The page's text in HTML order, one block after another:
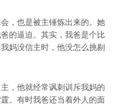
，也是被主锤炼出来的。她
的逼迫。其实，我爸是个比
妈没信主时，他没怎么挑剔
，他就经常讽刺训斥我妈的
。有时我爸还当着外人的面